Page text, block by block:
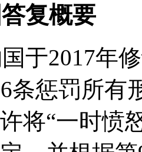
复概要
于2017年
条惩罚所有
将“一时愤